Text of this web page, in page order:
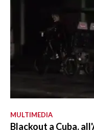
MULTIMEDIA
Blackout a Cuba,